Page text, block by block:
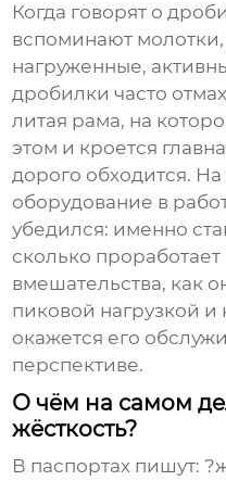
Когда говорят о
вспоминают
нагруженные,
дробилки часто
литая рама, на
этом и кроется
дорого обходится.
оборудование в
убедился: именно
сколько проработает
вмешательства, как
пиковой нагрузкой
окажется его
перспективе.
О чём на самом
жёсткость?
В паспортах пишут: